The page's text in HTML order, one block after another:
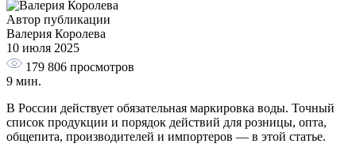
Автор публикации
Валерия Королева
10 июля 2025
179 806 просмотров
9 мин.
В России действует обязательная маркировка воды. Точный
список продукции и порядок действий для розницы, опта,
общепита, производителей и импортеров — в этой статье.